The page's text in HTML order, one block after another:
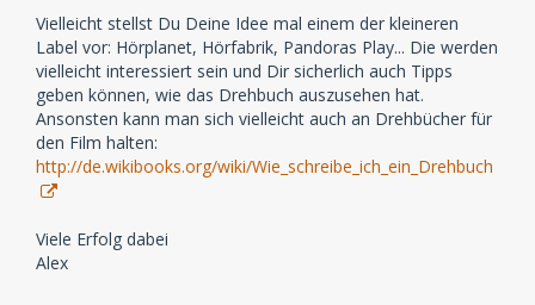
Vielleicht stellst Du Deine Idee mal einem der kleineren
Label vor: Hörplanet, Hörfabrik, Pandoras Play... Die werden
vielleicht interessiert sein und Dir sicherlich auch Tipps
geben können, wie das Drehbuch auszusehen hat.
Ansonsten kann man sich vielleicht auch an Drehbücher für
den Film halten:
http://de.wikibooks.org/wiki/Wie_schreibe_ich_ein_Drehbuch
Viele Erfolg dabei
Alex